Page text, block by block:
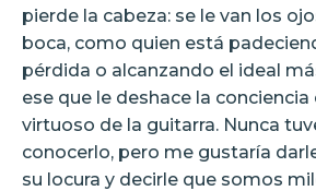
pierde la cabeza: se le van los
boca, como quien está
pérdida o alcanzando el ideal
ese que le deshace la conciencia
virtuoso de la guitarra. Nunca
conocerlo, pero me gustaría
su locura y decirle que somos